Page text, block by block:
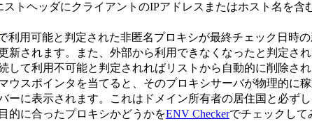
ストヘッダにクライアントのIPアドレスまたはホスト名を
利用可能と判定された非匿名プロキシが最終チェック日時
新されます。また、外部から利用できなくなったと判定さ
して利用不可能と判定されればリストから自動的に削除され
ウスポインタを当てると、そのプロキシサーバが物理的に
ーに表示されます。これはドメイン所有者の居住国と必ず
的に合ったプロキシかどうかをENV Checkerでチェックして